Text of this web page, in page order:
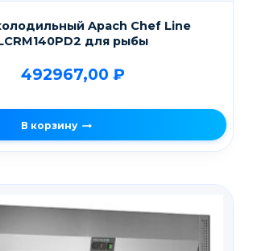
Apach Chef Line
для рыбы
492967,00 ₽
В корзину